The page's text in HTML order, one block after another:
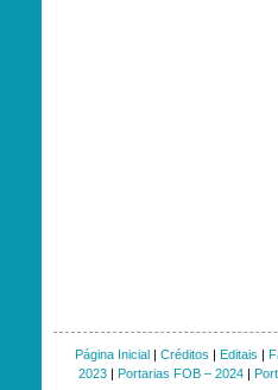
Página Inicial| Créditos | Editais |
2023| Portarias FOB – 2024|